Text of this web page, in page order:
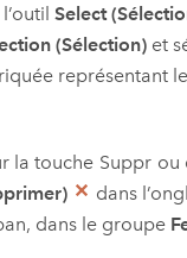
Select
(Sélection)et
représentant
la touche Suppr ou
dans
dans le groupe